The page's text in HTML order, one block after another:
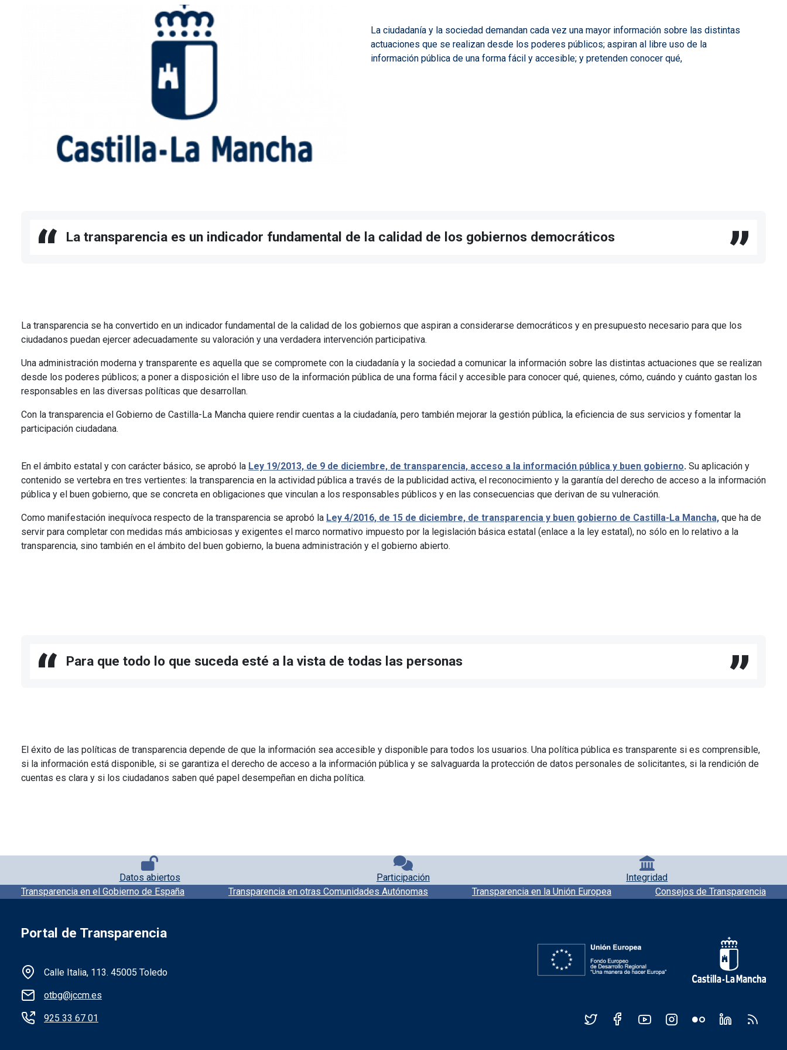
La ciudadanía y la sociedad demandan cada vez una mayor información sobre las distintas
actuaciones que se realizan desde los poderes públicos; aspiran al libre uso de la
información pública de una forma fácil y accesible; y pretenden conocer qué,
La transparencia es un indicador fundamental de la calidad de los gobiernos democráticos
La transparencia se ha convertido en un indicador fundamental de la calidad de los gobiernos que aspiran a considerarse democráticos y en presupuesto necesario para que los
ciudadanos puedan ejercer adecuadamente su valoración y una verdadera intervención participativa.
Una administración moderna y transparente es aquella que se compromete con la ciudadanía y la sociedad a comunicar la información sobre las distintas actuaciones que se realizan
desde los poderes públicos; a poner a disposición el libre uso de la información pública de una forma fácil y accesible para conocer qué, quienes, cómo, cuándo y cuánto gastan los
responsables en las diversas políticas que desarrollan.
Con la transparencia el Gobierno de Castilla-La Mancha quiere rendir cuentas a la ciudadanía, pero también mejorar la gestión pública, la eficiencia de sus servicios y fomentar la
participación ciudadana.
En el ámbito estatal y con carácter básico, se aprobó la Ley 19/2013, de 9 de diciembre, de transparencia, acceso a la información pública y buen gobierno. Su aplicación y
contenido se vertebra en tres vertientes: la transparencia en la actividad pública a través de la publicidad activa, el reconocimiento y la garantía del derecho de acceso a la información
pública y el buen gobierno, que se concreta en obligaciones que vinculan a los responsables públicos y en las consecuencias que derivan de su vulneración.
Como manifestación inequívoca respecto de la transparencia se aprobó la Ley 4/2016, de 15 de diciembre, de transparencia y buen gobierno de Castilla-La Mancha, que ha de
servir para completar con medidas más ambiciosas y exigentes el marco normativo impuesto por la legislación básica estatal (enlace a la ley estatal), no sólo en lo relativo a la
transparencia, sino también en el ámbito del buen gobierno, la buena administración y el gobierno abierto.
Para que todo lo que suceda esté a la vista de todas las personas
El éxito de las políticas de transparencia depende de que la información sea accesible y disponible para todos los usuarios. Una política pública es transparente si es comprensible,
si la información está disponible, si se garantiza el derecho de acceso a la información pública y se salvaguarda la protección de datos personales de solicitantes, si la rendición de
cuentas es clara y si los ciudadanos saben qué papel desempeñan en dicha política.
Pie de página con iconos
Datos abiertos Participación Integridad
Pie de pagina información
Transparencia en el Gobierno de España Transparencia en otras Comunidades Autónomas Transparencia en la Unión Europea Consejos de Transparencia
Portal de Transparencia
Información de la institución
Calle Italia, 113. 45005 Toledo
otbg@jccm.es
925 33 67 01